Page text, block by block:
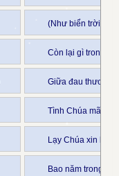
(Như biển trời
Còn lại gì trong
Giữa đau thương
Tình Chúa mãi
Lạy Chúa xin hãy
Bao năm trong